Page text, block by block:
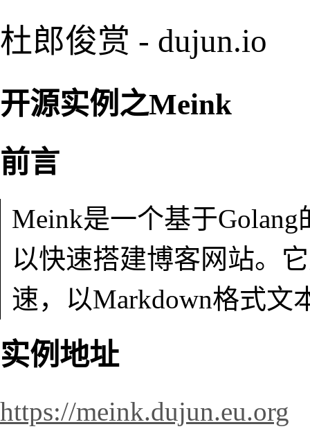
杜郎俊赏 - dujun.io
开源实例之Meink
前言
Meink是一个基于
以快速搭建博客网站。
速，以Markdown格式文
实例地址
https://meink.dujun.eu.org